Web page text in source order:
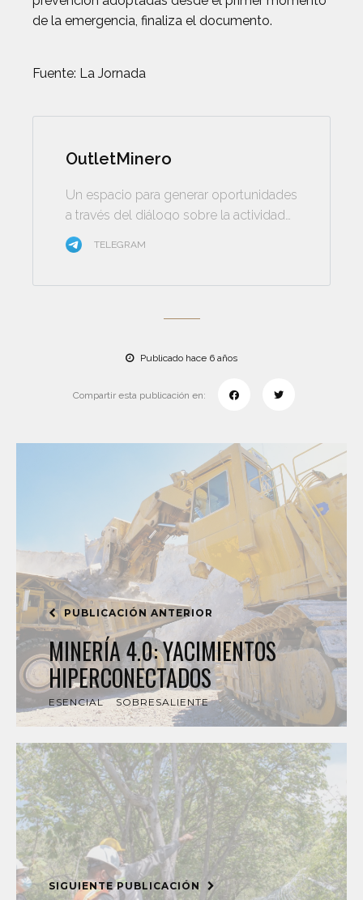
de la emergencia, finaliza el documento.
Fuente: La Jornada
OutletMinero
Un espacio para generar oportunidades
a través del diálogo sobre la actividad
minera
TELEGRAM
Publicado hace 6 años
Compartir esta publicación en:
PUBLICACIÓN ANTERIOR
MINERÍA 4.0: YACIMIENTOS
HIPERCONECTADOS
ESENCIAL SOBRESALIENTE
SIGUIENTE PUBLICACIÓN